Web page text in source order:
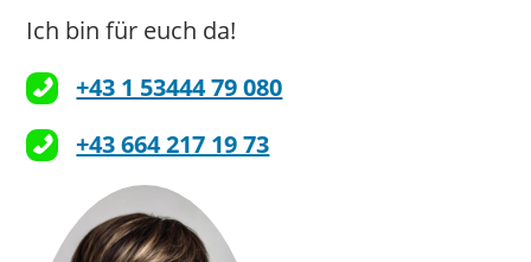
Ich bin für euch da!
+43 1 53444 79 080
+43 664 217 19 73